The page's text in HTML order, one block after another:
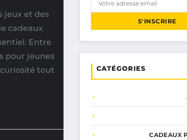
jeux et des
cadeaux
Entre
pour jeunes
tout
S'INSCRIRE
CATÉGORIES
CADEAUX